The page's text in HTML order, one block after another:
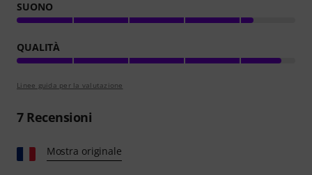
SUONO
QUALITÀ
Linee guida per la valutazione
7Recensioni
Mostra originale